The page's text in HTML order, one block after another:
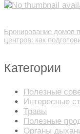
Бронирование домов
центров: как
Категории
Полезные
Интересные
Травы
Полезные
Органы